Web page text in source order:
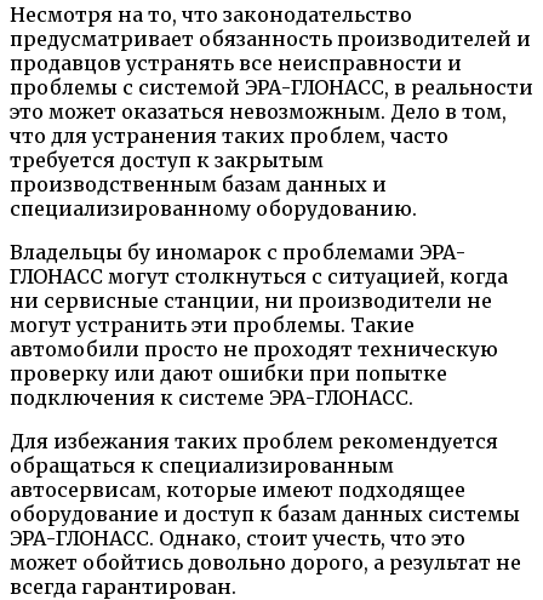
Несмотря на то, что законодательство
предусматривает обязанность производителей и
продавцов устранять все неисправности и
проблемы с системой ЭРА-ГЛОНАСС, в реальности
это может оказаться невозможным. Дело в том,
что для устранения таких проблем, часто
требуется доступ к закрытым
производственным базам данных и
специализированному оборудованию.
Владельцы бу иномарок с проблемами ЭРА-
ГЛОНАСС могут столкнуться с ситуацией, когда
ни сервисные станции, ни производители не
могут устранить эти проблемы. Такие
автомобили просто не проходят техническую
проверку или дают ошибки при попытке
подключения к системе ЭРА-ГЛОНАСС.
Для избежания таких проблем рекомендуется
обращаться к специализированным
автосервисам, которые имеют подходящее
оборудование и доступ к базам данных системы
ЭРА-ГЛОНАСС. Однако, стоит учесть, что это
может обойтись довольно дорого, а результат не
всегда гарантирован.